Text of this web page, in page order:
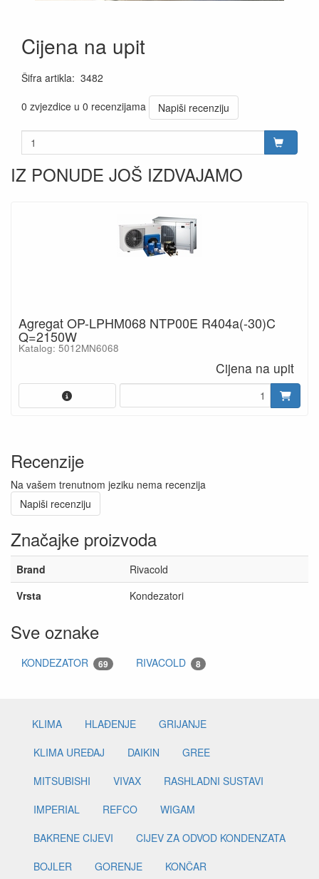
Cijena na upit
Šifra artikla: 3482
0 zvjezdice u 0 recenzijama
Napiši recenziju
IZ PONUDE JOŠ IZDVAJAMO
Agregat OP-LPHM068 NTP00E R404a(-30)C
Q=2150W
Katalog: 5012MN6068
Cijena na upit
Recenzije
Na vašem trenutnom jeziku nema recenzija
Napiši recenziju
Značajke proizvoda
Brand
Rivacold
Vrsta
Kondezatori
Sve oznake
KONDEZATOR 69 RIVACOLD 8
KLIMA HLAĐENJE
GRIJANJE
KLIMA UREĐAJ
DAIKIN
GREE
MITSUBISHI
VIVAX
RASHLADNI SUSTAVI
IMPERIAL
REFCO
WIGAM
BAKRENE CIJEVI
CIJEV ZA ODVOD KONDENZATA
BOJLER
GORENJE
KONČAR